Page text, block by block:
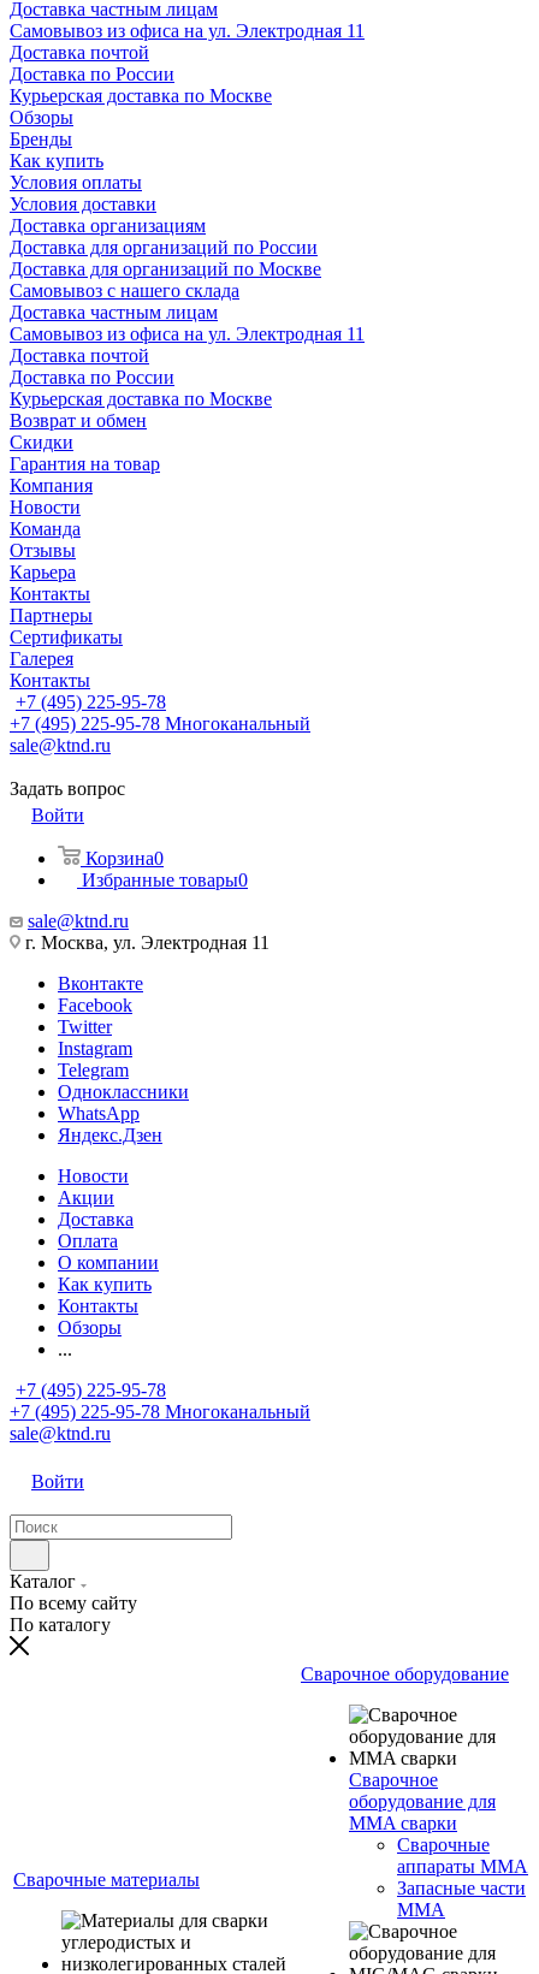
Доставка частным лицам
Самовывоз из офиса на ул. Электродная 11
Доставка почтой
Доставка по России
Курьерская доставка по Москве
Обзоры
Бренды
Как купить
Условия оплаты
Условия доставки
Доставка организациям
Доставка для организаций по России
Доставка для организаций по Москве
Самовывоз с нашего склада
Доставка частным лицам
Самовывоз из офиса на ул. Электродная 11
Доставка почтой
Доставка по России
Курьерская доставка по Москве
Возврат и обмен
Скидки
Гарантия на товар
Компания
Новости
Команда
Отзывы
Карьера
Контакты
Партнеры
Сертификаты
Галерея
Контакты
+7 (495) 225-95-78
+7 (495) 225-95-78 Многоканальный
sale@ktnd.ru
Задать вопрос
Войти
Корзина0
Избранные товары0
sale@ktnd.ru
г. Москва, ул. Электродная 11
Вконтакте
Facebook
Twitter
Instagram
Telegram
Одноклассники
WhatsApp
Яндекс.Дзен
Новости
Акции
Доставка
Оплата
О компании
Как купить
Контакты
Обзоры
...
+7 (495) 225-95-78
+7 (495) 225-95-78 Многоканальный
sale@ktnd.ru
Войти
Каталог
По всему сайту
По каталогу
Сварочные материалы
Сварочное оборудование
Сварочное
оборудование для
MMA сварки
Сварочные
аппараты MMA
Запасные части
MMA